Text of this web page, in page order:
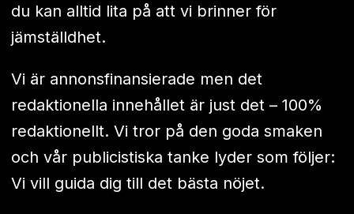
du kan alltid lita på att vi brinner för
jämställdhet.
Vi är annonsfinansierade men det
redaktionella innehållet är just det – 100%
redaktionellt. Vi tror på den goda smaken
och vår publicistiska tanke lyder som följer:
Vi vill guida dig till det bästa nöjet.